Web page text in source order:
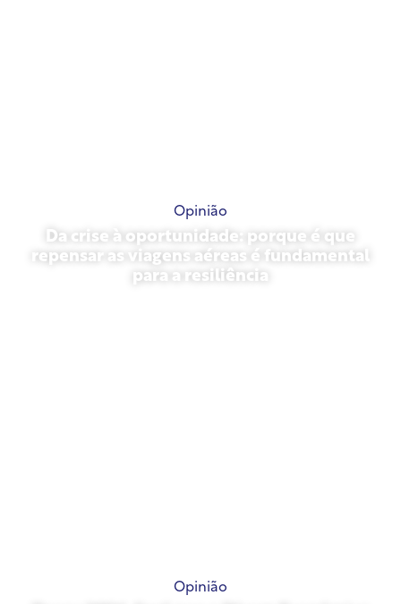
Opinião
Da crise à oportunidade: porque é que
repensar as viagens aéreas é fundamental
para a resiliência
Opinião